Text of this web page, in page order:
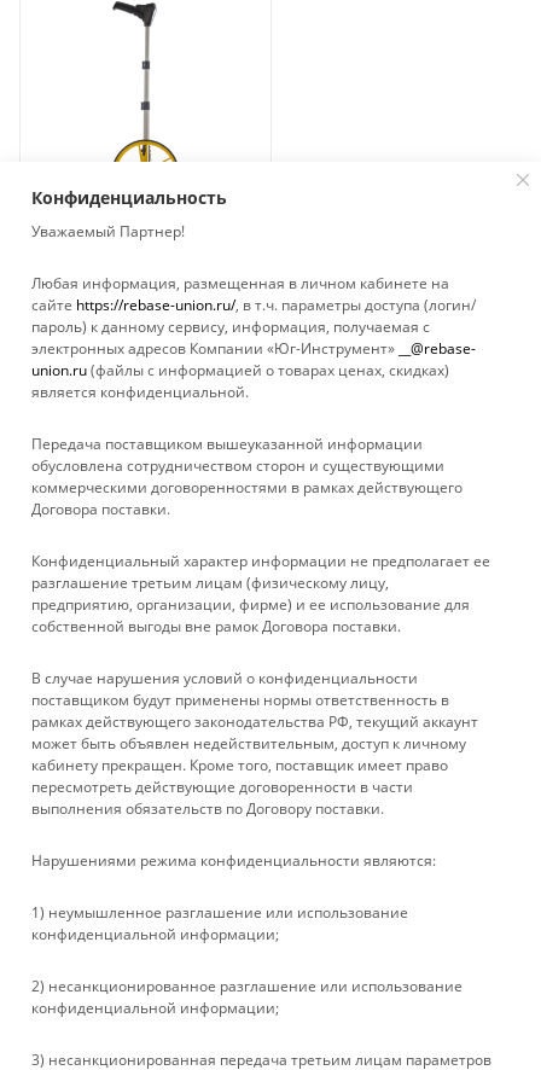
1000 Digital А00417
СНЯТО С
ПРОИЗВОДСТВА
Нет в наличии
КАТАЛОГ
УСЛУГИ
БРЕНДЫ
КОМПАНИЯ
ИНФОРМАЦИЯ
ПОМОЩЬ
+ 7 861 272-88-88
company@rebase-union.ru
г. Краснодар, ул. Рашпилевская, д. 121
Конфиденциальность
Уважаемый Партнер!
Любая информация, размещенная в личном кабинете на
сайте https://rebase-union.ru/, в т.ч. параметры доступа (логин/
пароль) к данному сервису, информация, получаемая с
электронных адресов Компании «Юг-Инструмент»
__@rebase-
union.ru(файлы с информацией о товарах ценах, скидках)
является конфиденциальной.
Передача поставщиком вышеуказанной информации
обусловлена сотрудничеством сторон и существующими
коммерческими договоренностями в рамках действующего
Договора поставки.
Конфиденциальный характер информации не предполагает ее
разглашение третьим лицам (физическому лицу,
предприятию, организации, фирме) и ее использование для
собственной выгоды вне рамок Договора поставки.
В случае нарушения условий о конфиденциальности
поставщиком будут применены нормы ответственность в
рамках действующего законодательства РФ, текущий аккаунт
может быть объявлен недействительным, доступ к личному
кабинету прекращен. Кроме того, поставщик имеет право
пересмотреть действующие договоренности в части
выполнения обязательств по Договору поставки.
Нарушениями режима конфиденциальности являются:
1) неумышленное разглашение или использование
конфиденциальной информации;
2) несанкционированное разглашение или использование
конфиденциальной информации;
3) несанкционированная передача третьим лицам параметров